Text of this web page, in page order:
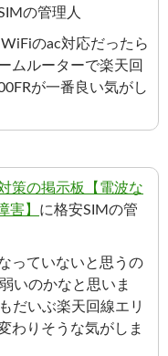
の管理人
のac対応だったら
ムルーターで楽天回
が一番良い気がし
策の掲示板【電波な
害】 に格安SIMの管
っていないと思うの
いのかなと思いま
だいぶ楽天回線エリ
わりそうな気がしま